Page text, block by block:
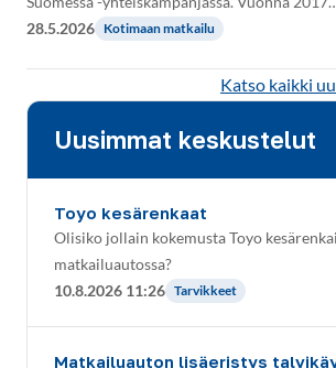
28.5.2026 Kotimaan matkailu
Katso kaikki
Uusimmat keskustelut
Toyo kesärenkaat
Olisiko jollain kokemusta Toyo
matkailuautossa?
10.8.2026 11:26 Tarvikkeet
Matkailuauton lisäeristys